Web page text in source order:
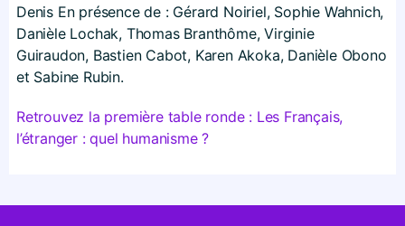
Denis En présence de : Gérard Noiriel, Sophie Wahnich,
Danièle Lochak, Thomas Branthôme, Virginie
Guiraudon, Bastien Cabot, Karen Akoka, Danièle Obono
et Sabine Rubin.
Retrouvez la première table ronde : Les Français,
l’étranger : quel humanisme ?